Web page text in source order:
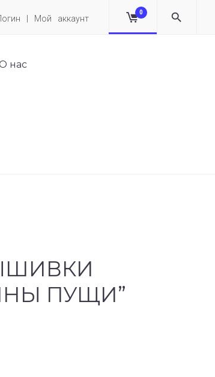
| Мой аккаунт
0
нас
ПУЩИ”